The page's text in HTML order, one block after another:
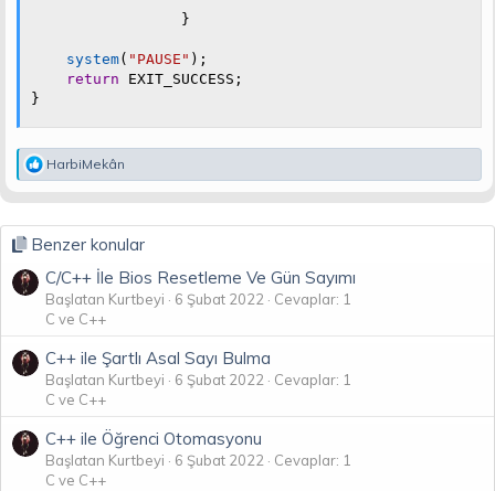
}
system( "PAUSE" ) ;
return EXIT_SUCCESS ;
}
T
e
l
e
r
:
HarbiMekân
Benzer konular
C/C++ İle Bios Resetleme Ve Gün Sayımı
Başlatan Kurtbeyi 6 Şubat 2022
Cevaplar: 1
C ve C++
C++ ile Şartlı Asal Sayı Bulma
Başlatan Kurtbeyi 6 Şubat 2022
Cevaplar: 1
C ve C++
C++ ile Öğrenci Otomasyonu
Başlatan Kurtbeyi 6 Şubat 2022
Cevaplar: 1
C ve C++